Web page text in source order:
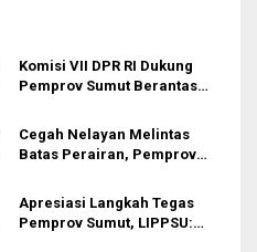
Komisi VII DPR RI Dukung
Pemprov Sumut Berantas
Cegah Nelayan Melintas
Batas Perairan, Pemprov
Strategis
Apresiasi Langkah Tegas
Pemprov Sumut, LIPPSU: